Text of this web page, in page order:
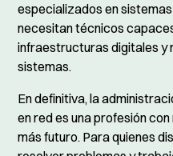
especializados en
necesitan técnicos
infraestructuras digitales y
sistemas.
En definitiva, la
en red es una profesión
más futuro. Para quienes